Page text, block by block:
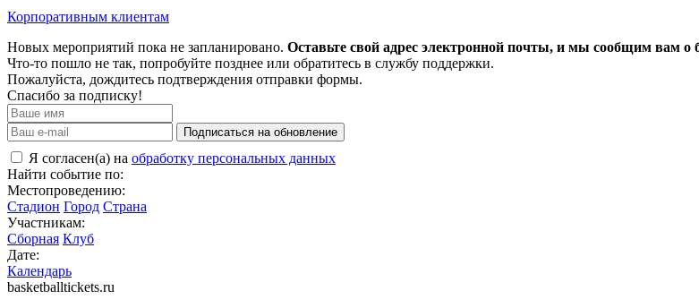
Корпоративным клиентам
Новых мероприятий пока не запланировано. Оставьте свой адрес электронной почты, и мы сообщим вам о
Что-то пошло не так, попробуйте позднее или обратитесь в службу поддержки.
Пожалуйста, дождитесь подтверждения отправки формы.
Спасибо за подписку!
Подписаться на обновление
Я согласен(а) на обработку персональных данных
Найти событие по:
Местопроведению:
Стадион Город Страна
Участникам:
Сборная Клуб
Дате:
Календарь
basketballtickets.ru